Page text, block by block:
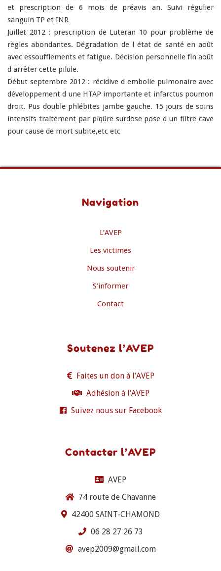
et prescription de 6 mois de préavis an. Suivi régulier
sanguin TP et INR
Juillet 2012 : prescription de Luteran 10 pour problème de
règles abondantes. Dégradation de l état de santé en août
avec essoufflements et fatigue. Décision personnelle fin août
d arrêter cette pilule.
Début septembre 2012 : récidive d embolie pulmonaire avec
développement d une HTAP importante et infarctus poumon
droit. Pus double phlébites jambe gauche. 15 jours de soins
intensifs traitement par piqûre surdose pose d un filtre cave
pour cause de mort subite,etc etc
Navigation
L’AVEP
Les victimes
Nous soutenir
S’informer
Contact
Soutenez l’AVEP
Faites un don à l'AVEP
Adhésion à l'AVEP
Suivez nous sur Facebook
Contacter l’AVEP
AVEP
74 route de Chavanne
42400 SAINT-CHAMOND
06 28 27 26 73
avep2009@gmail.com